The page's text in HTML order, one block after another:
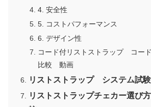
4. 安全性
5. コストパフォーマンス
6. デザイン性
コード付リストストラップ コー
比較 動画
リストストラップ システム試
リストストラップチェカー選び